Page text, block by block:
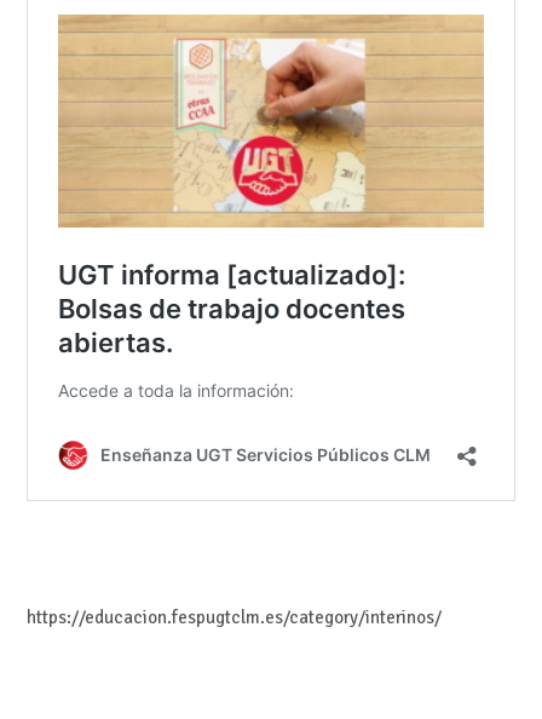
https://educacion.fespugtclm.es/category/interinos/